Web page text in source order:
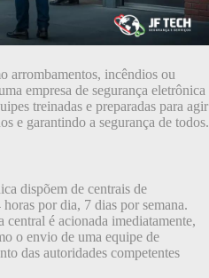
arrombamentos, incêndios ou
empresa de segurança eletrônica
treinadas e preparadas para agir
e garantindo a segurança de todos.
dispõem de centrais de
por dia, 7 dias por semana.
é acionada imediatamente,
o envio de uma equipe de
das autoridades competentes